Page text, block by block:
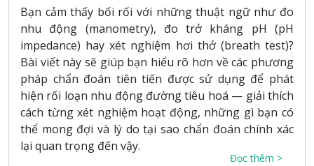
Bạn cảm thấy bối rối với những thuật ngữ như đo
nhu động (manometry), đo trở kháng pH (pH
impedance) hay xét nghiệm hơi thở (breath test)?
Bài viết này sẽ giúp bạn hiểu rõ hơn về các phương
pháp chẩn đoán tiên tiến được sử dụng để phát
hiện rối loạn nhu động đường tiêu hoá — giải thích
cách từng xét nghiệm hoạt động, những gì bạn có
thể mong đợi và lý do tại sao chẩn đoán chính xác
lại quan trọng đến vậy.
Đọc thêm >